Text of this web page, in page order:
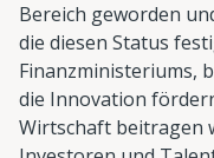
Bereich geworden
die diesen Status
Finanzministeriums,
die Innovation
Wirtschaft beitragen